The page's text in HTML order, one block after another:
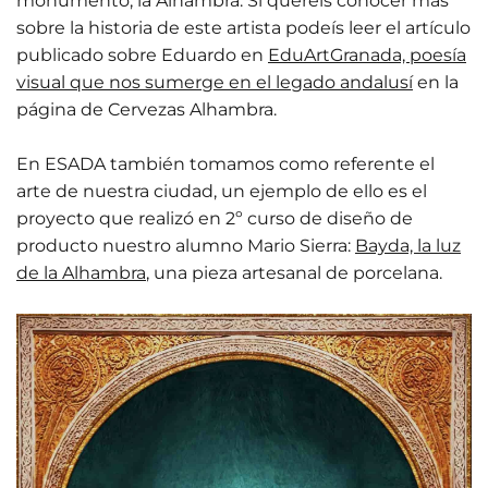
sobre la historia de este artista podeís leer el artículo
publicado sobre Eduardo en EduArtGranada, poesía
visual que nos sumerge en el legado andalusíen la
página de Cervezas Alhambra.
En ESADA también tomamos como referente el
arte de nuestra ciudad, un ejemplo de ello es el
proyecto que realizó en 2º curso de diseño de
producto nuestro alumno Mario Sierra: Bayda, la luz
de la Alhambra, una pieza artesanal de porcelana.